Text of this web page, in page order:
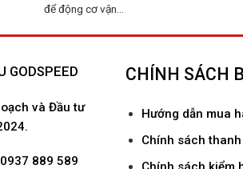
để động cơ vận...
GODSPEED
và Đầu tư
889 589
CHÍNH SÁCH
Hướng dẫn mua
Chính sách